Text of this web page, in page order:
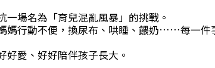
場名為「育兒混亂風暴」的挑戰。
媽行動不便，換尿布、哄睡、餵奶……每一件
愛、好好陪伴孩子長大。